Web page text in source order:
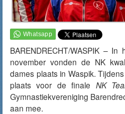
BARENDRECHT/WASPIK –
november vonden de NK
dames plaats in Waspik.
plaats voor de finale NK
Gymnastiekvereniging
aan mee.